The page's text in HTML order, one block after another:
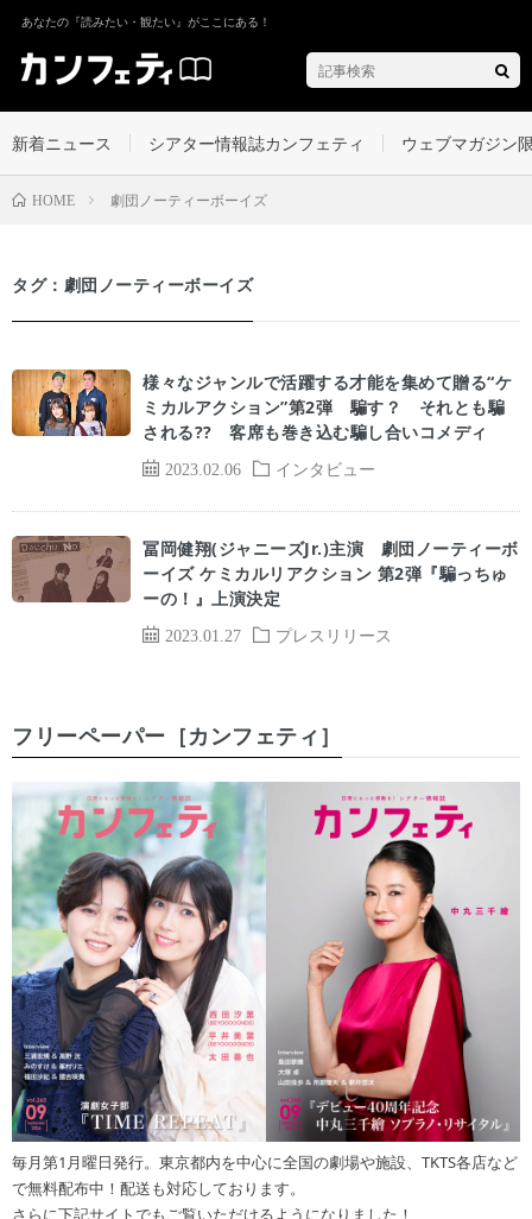
あなたの『読みたい・観たい』がここにある！
新着ニュース シアター情報誌カンフェティ ウェブマガジン
HOME 劇団ノーティーボーイズ
タグ：劇団ノーティーボーイズ
2023.02.06 インタビュー
様々なジャンルで活躍する才能を集めて贈る“ケ
ミカルアクション”第2弾 騙す？ それとも騙
される?? 客席も巻き込む騙し合いコメディ
2023.01.27 プレスリリース
冨岡健翔(ジャニーズJr.)主演 劇団ノーティーボ
ーイズ ケミカルリアクション 第2弾『騙っちゅ
ーの！』上演決定
フリーペーパー［カンフェティ］
毎月第1月曜日発行。東京都内を中心に全国の劇場や施設、TKTS各店など
で無料配布中！配送も対応しております。
さらに下記サイトでもご覧いただけるようになりました！